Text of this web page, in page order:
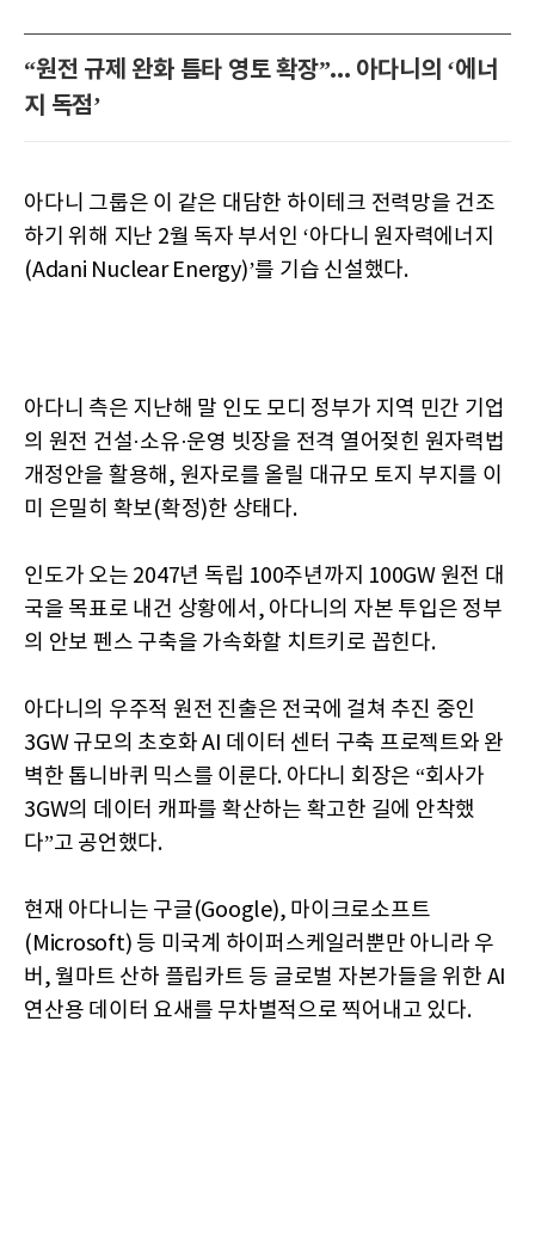
“원전 규제 완화 틈타 영토 확장”... 아다니의 ‘에너
지 독점’
아다니 그룹은 이 같은 대담한 하이테크 전력망을 건조
하기 위해 지난 2월 독자 부서인 ‘아다니 원자력에너지
(Adani Nuclear Energy)’를 기습 신설했다.
아다니 측은 지난해 말 인도 모디 정부가 지역 민간 기업
의 원전 건설·소유·운영 빗장을 전격 열어젖힌 원자력법
개정안을 활용해, 원자로를 올릴 대규모 토지 부지를 이
미 은밀히 확보(확정)한 상태다.
인도가 오는 2047년 독립 100주년까지 100GW 원전 대
국을 목표로 내건 상황에서, 아다니의 자본 투입은 정부
의 안보 펜스 구축을 가속화할 치트키로 꼽힌다.
아다니의 우주적 원전 진출은 전국에 걸쳐 추진 중인
3GW 규모의 초호화 AI 데이터 센터 구축 프로젝트와 완
벽한 톱니바퀴 믹스를 이룬다. 아다니 회장은 “회사가
3GW의 데이터 캐파를 확산하는 확고한 길에 안착했
다”고 공언했다.
현재 아다니는 구글(Google), 마이크로소프트
(Microsoft) 등 미국계 하이퍼스케일러뿐만 아니라 우
버, 월마트 산하 플립카트 등 글로벌 자본가들을 위한 AI
연산용 데이터 요새를 무차별적으로 찍어내고 있다.